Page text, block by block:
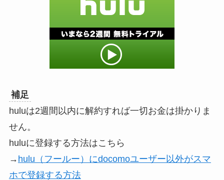
補足
huluは2週間以内に解約すれば一切お金は掛かりま
せん。
huluに登録する方法はこちら
→ hulu（フールー）にdocomoユーザー以外がスマ
ホで登録する方法